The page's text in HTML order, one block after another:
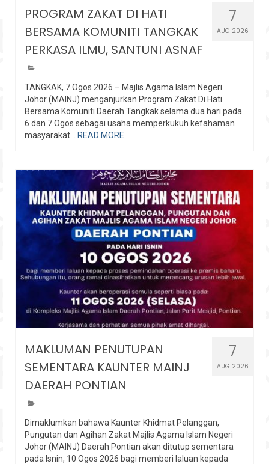
7
AUG 2026
PROGRAM ZAKAT DI HATI
BERSAMA KOMUNITI TANGKAK
PERKASA ILMU, SANTUNI ASNAF
TANGKAK, 7 Ogos 2026 – Majlis Agama Islam Negeri
Johor (MAINJ) menganjurkan Program Zakat Di Hati
Bersama Komuniti Daerah Tangkak selama dua hari pada
6 dan 7 Ogos sebagai usaha memperkukuh kefahaman
masyarakat...
READ MORE
7
AUG 2026
MAKLUMAN PENUTUPAN
SEMENTARA KAUNTER MAINJ
DAERAH PONTIAN
Dimaklumkan bahawa Kaunter Khidmat Pelanggan,
Pungutan dan Agihan Zakat Majlis Agama Islam Negeri
Johor (MAINJ) Daerah Pontian akan ditutup sementara
pada Isnin, 10 Ogos 2026 bagi memberi laluan kepada